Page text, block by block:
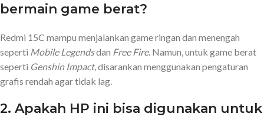
bermain game berat?
Redmi 15C mampu menjalankan game ringan dan menengah
seperti Mobile Legendsdan Free Fire. Namun, untuk game berat
seperti Genshin Impact, disarankan menggunakan pengaturan
grafis rendah agar tidak lag.
2. Apakah HP ini bisa digunakan untuk